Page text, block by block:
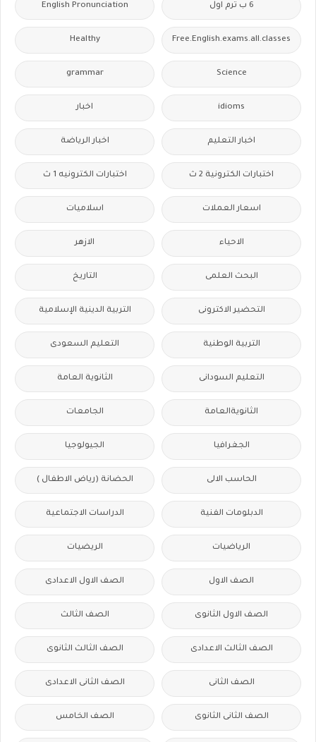
6 ب ترم اول English Pronunciation
Free.English.exams.all.classes
Healthy
Science
grammar
idioms اخبار
اخبار التعليم اخبار الرياضة
اختبارات الكترونية 2 ث اختبارات الكترونيه 1 ث
اسعار العملات اسلاميات
الاحياء الازهر
البحث العلمى التاريخ
التحضير الاكترونى التربية الدينية الإسلامية
التربية الوطنية التعليم السعودى
التعليم السودانى الثانوية العامة
الثانويةالعامة الجامعات
الجغرافيا الجيولوجيا
الحاسب الالى الحضانة (رياض الاطفال )
الدبلومات الفنية الدراسات الاجتماعية
الرياضيات الريضيات
الصف الاول الصف الاول الاعدادى
الصف الاول الثانوى الصف الثالث
الصف الثالث الاعدادى الصف الثالث الثانوى
الصف الثانى الصف الثانى الاعدادى
الصف الثانى الثانوى الصف الخامس